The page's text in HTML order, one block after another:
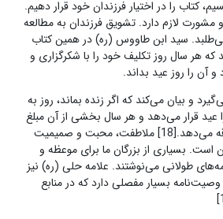
کتاب را در اختیار فرزندان خود قرار دهیم.
مشورت لازم دارد. تشویق فرزندان به مطالعه
سید ابن طاووس (ره) در همین کتاب
هر سال روز تکلیف خود را با شکرگزاری و
آن را روز عید بداند.
و بیان می‌کند که اگر زنده بماند، روز به
قرار می‌دهد و هر سال بخشی از آن مبلغ
را در سالگرد آن روز، صدقه می‌دهد.[18] ملاطفت، محبت و صمیمیت
است. بسیاری از بزرگان ما برای موعظه و
طولانی می‌نوشتند. علامه حلی (ره) نیز
بسیار مفصلی دارد که در منابع